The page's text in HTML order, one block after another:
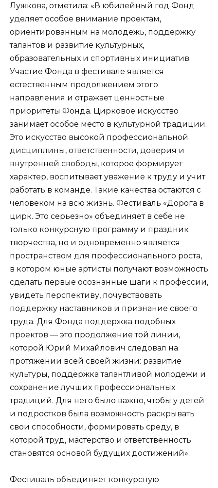
Лужкова, отметила: «В юбилейный год Фонд
уделяет особое внимание проектам,
ориентированным на молодежь, поддержку
талантов и развитие культурных,
образовательных и спортивных инициатив.
Участие Фонда в фестивале является
естественным продолжением этого
направления и отражает ценностные
приоритеты Фонда. Цирковое искусство
занимает особое место в культурной традиции.
Это искусство высокой профессиональной
дисциплины, ответственности, доверия и
внутренней свободы, которое формирует
характер, воспитывает уважение к труду и учит
работать в команде. Такие качества остаются с
человеком на всю жизнь. Фестиваль «Дорога в
цирк. Это серьезно» объединяет в себе не
только конкурсную программу и праздник
творчества, но и одновременно является
пространством для профессионального роста,
в котором юные артисты получают возможность
сделать первые осознанные шаги к профессии,
увидеть перспективу, почувствовать
поддержку наставников и признание своего
труда. Для Фонда поддержка подобных
проектов — это продолжение той линии,
которой Юрий Михайлович следовал на
протяжении всей своей жизни: развитие
культуры, поддержка талантливой молодежи и
сохранение лучших профессиональных
традиций. Для него было важно, чтобы у детей
и подростков была возможность раскрывать
свои способности, формировать среду, в
которой труд, мастерство и ответственность
становятся основой будущих достижений».
Фестиваль объединяет конкурсную